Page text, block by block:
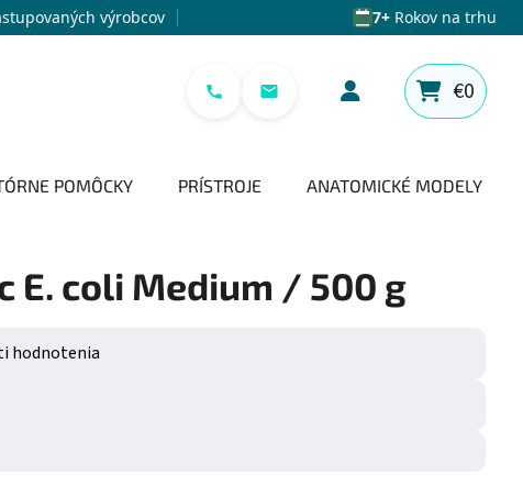
výrobcov 7+Rokov na trhu
NÁKUPNÝ
€0
POMÔCKY PRÍSTROJE ANATOMICKÉ MODELY
E. coli Medium / 500 g
je 0,0 z 5 hviezdičiek.
hodnotenia